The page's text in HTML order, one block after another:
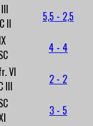
II
5,5 - 2,5
4 - 4
VI
III
2 - 2
3 - 5